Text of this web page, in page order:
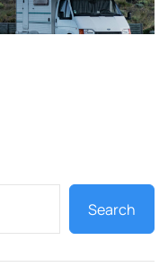
Search